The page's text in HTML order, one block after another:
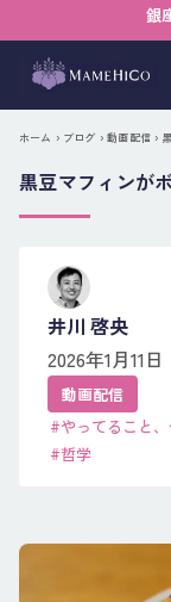
銀
ホーム › ブログ ›動画配信›
黒豆マフィンが
井川 啓央
2026年1月11日
動画配信
#やってること
#哲学